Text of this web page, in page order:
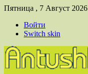
Пятница , 7 Август 2026
Войти
Switch skin